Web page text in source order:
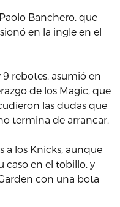
Banchero, que
en la ingle en el
rebotes, asumió en
de los Magic, que
las dudas que
termina de arrancar.
a los Knicks, aunque
caso en el tobillo, y
con una bota